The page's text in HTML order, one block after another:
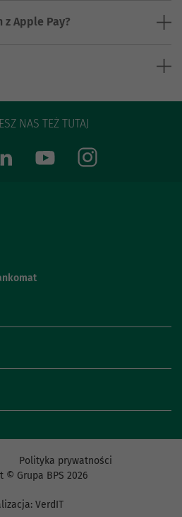
z Apple Pay?
NAS TEŻ TUTAJ
VerdIT
Polityka prywatności
© Grupa BPS 2026